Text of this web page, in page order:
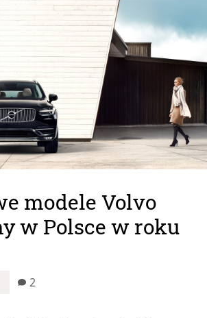
modele Volvo
w Polsce w roku
2